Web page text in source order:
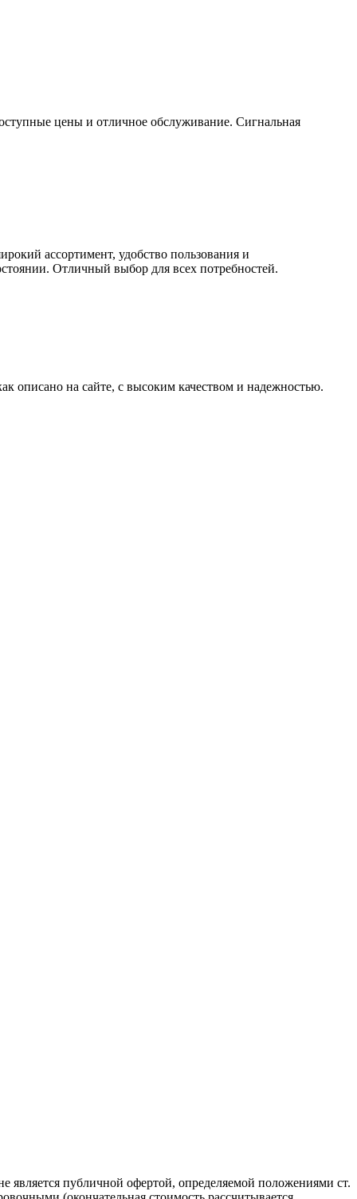
цены и отличное обслуживание. Сигнальная
ассортимент, удобство пользования и
Отличный выбор для всех потребностей.
описано на сайте, с высоким качеством и надежностью.
является публичной офертой, определяемой положениями ст.